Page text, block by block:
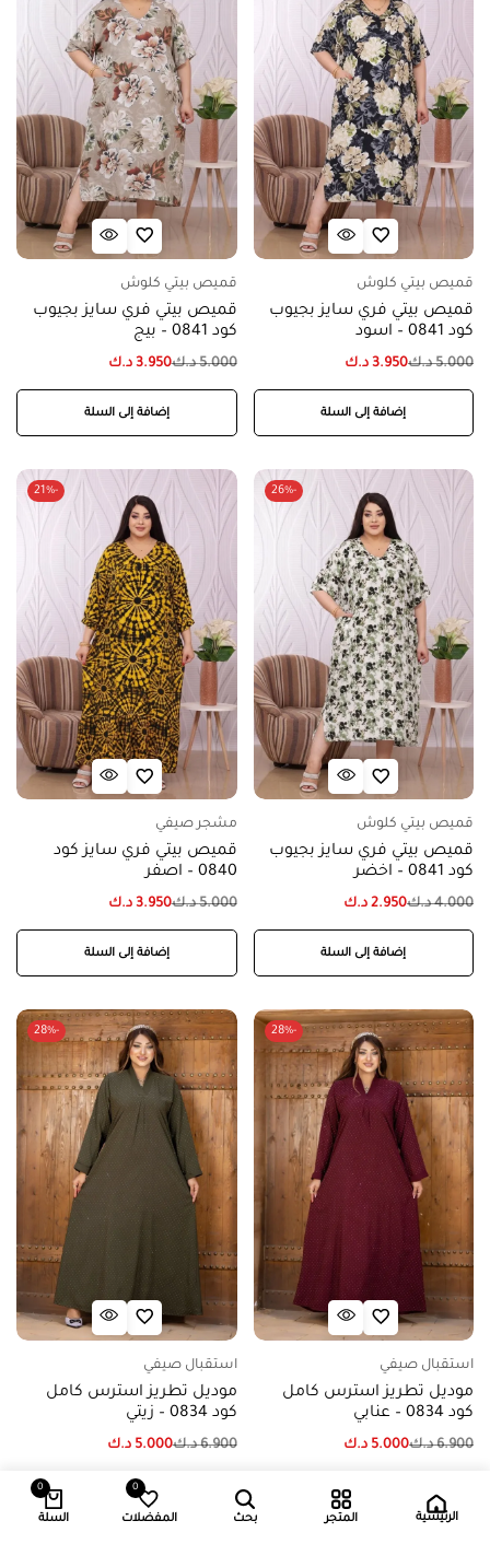
قميص بيتي كلوش
قميص بيتي فري سايز بجيوب
كود 0841 – اسود
5.000 د.ك3.950 د.ك
إضافة إلى السلة
قميص بيتي كلوش
قميص بيتي فري سايز بجيوب
كود 0841 – بيج
5.000 د.ك3.950 د.ك
إضافة إلى السلة
-26%
قميص بيتي كلوش
قميص بيتي فري سايز بجيوب
كود 0841 – اخضر
4.000 د.ك2.950 د.ك
إضافة إلى السلة
-21%
مشجر صيفي
قميص بيتي فري سايز كود
0840 – اصفر
5.000 د.ك3.950 د.ك
إضافة إلى السلة
-28%
استقبال صيفي
موديل تطريز استرس كامل
كود 0834 – عنابي
6.900 د.ك5.000 د.ك
إضافة إلى السلة
-28%
استقبال صيفي
موديل تطريز استرس كامل
كود 0834 – زيتي
6.900 د.ك5.000 د.ك
إضافة إلى السلة
الرئيسية
المتجر بحث
0
المفضلات
0
السلة